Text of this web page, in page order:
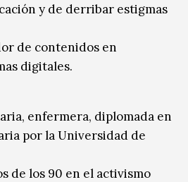
y de derribar estigmas
de contenidos en
digitales.
enfermera, diplomada en
por la Universidad de
de los 90 en el activismo